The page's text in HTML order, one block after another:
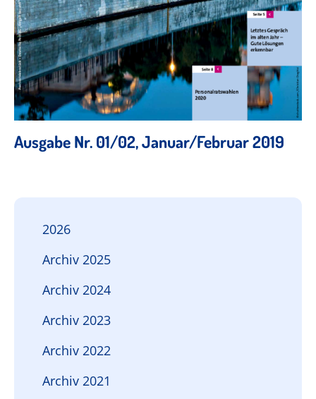
Ausgabe Nr. 01/02, Januar/Februar 2019
2026
Archiv 2025
Archiv 2024
Archiv 2023
Archiv 2022
Archiv 2021